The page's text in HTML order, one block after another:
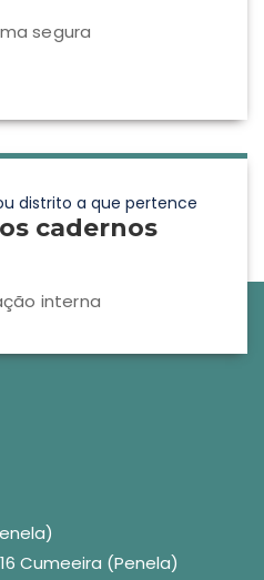
segura
distrito a que pertence
cadernos
interna
Cumeeira (Penela)